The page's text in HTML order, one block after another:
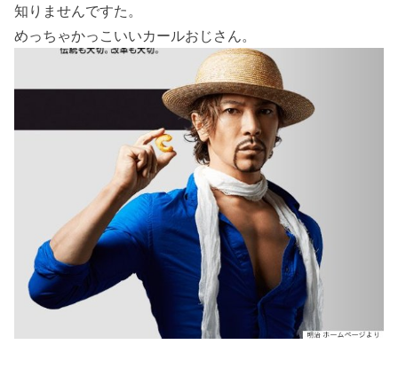
知りませんですた。
めっちゃかっこいいカールおじさん。